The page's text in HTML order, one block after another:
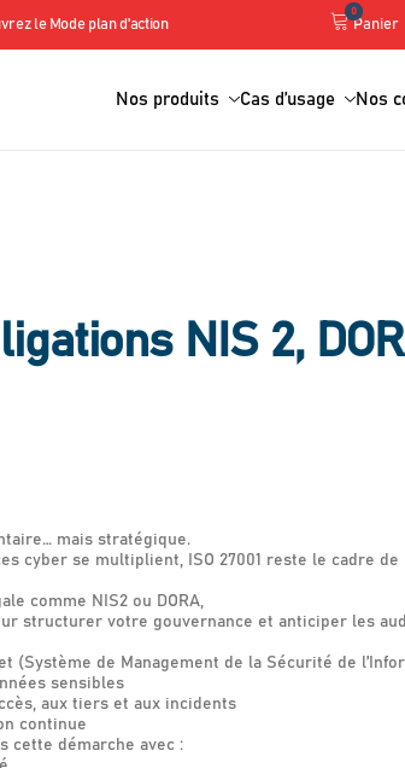
Mode plan d'action Panier
0
Nos produits Cas d’usage Nos
NIS 2,
mais stratégique.
cyber se multiplient, ISO 27001 reste le cadre
comme NIS2 ou DORA,
structurer votre gouvernance et anticiper les
(Système de Management de la Sécurité de
sensibles
aux tiers et aux incidents
continue
cette démarche avec :